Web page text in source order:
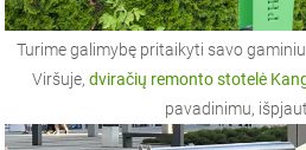
Turime galimybę pritaikyti savo
Viršuje, dviračių remonto stotelė
pavadinimu,